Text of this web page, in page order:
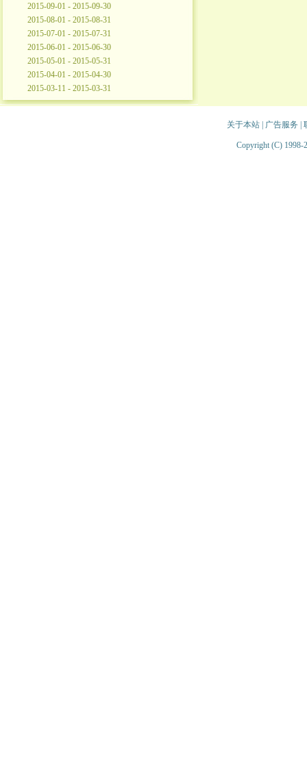
2015-09-01 - 2015-09-30
2015-08-01 - 2015-08-31
2015-07-01 - 2015-07-31
2015-06-01 - 2015-06-30
2015-05-01 - 2015-05-31
2015-04-01 - 2015-04-30
2015-03-11 - 2015-03-31
关于本站| 广告服务
Copyright (C) 1998-